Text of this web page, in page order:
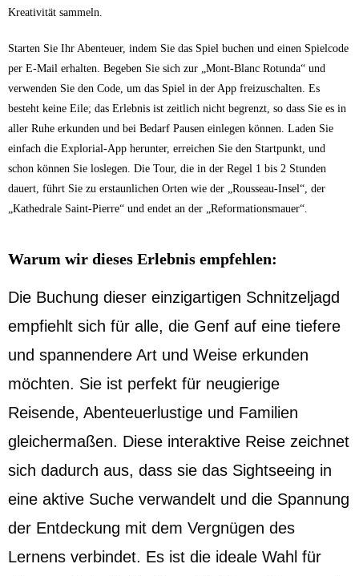
Kreativität sammeln.
Starten Sie Ihr Abenteuer, indem Sie das Spiel buchen und einen Spielcode
per E-Mail erhalten. Begeben Sie sich zur „Mont-Blanc Rotunda“ und
verwenden Sie den Code, um das Spiel in der App freizuschalten. Es
besteht keine Eile; das Erlebnis ist zeitlich nicht begrenzt, so dass Sie es in
aller Ruhe erkunden und bei Bedarf Pausen einlegen können. Laden Sie
einfach die Explorial-App herunter, erreichen Sie den Startpunkt, und
schon können Sie loslegen. Die Tour, die in der Regel 1 bis 2 Stunden
dauert, führt Sie zu erstaunlichen Orten wie der „Rousseau-Insel“, der
„Kathedrale Saint-Pierre“ und endet an der „Reformationsmauer“.
Warum wir dieses Erlebnis empfehlen:
Die Buchung dieser einzigartigen Schnitzeljagd
empfiehlt sich für alle, die Genf auf eine tiefere
und spannendere Art und Weise erkunden
möchten. Sie ist perfekt für neugierige
Reisende, Abenteuerlustige und Familien
gleichermaßen. Diese interaktive Reise zeichnet
sich dadurch aus, dass sie das Sightseeing in
eine aktive Suche verwandelt und die Spannung
der Entdeckung mit dem Vergnügen des
Lernens verbindet. Es ist die ideale Wahl für